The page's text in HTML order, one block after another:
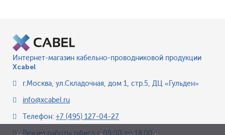
Интернет-магазин кабельно-проводниковой продукции
Xcabel
г.Москва, ул.Складочная, дом 1, стр.5, ДЦ «Гульден»
info@xcabel.ru
Телефон: +7 (495) 127-04-27
Режим работы офиса с 09:00 до 18:00